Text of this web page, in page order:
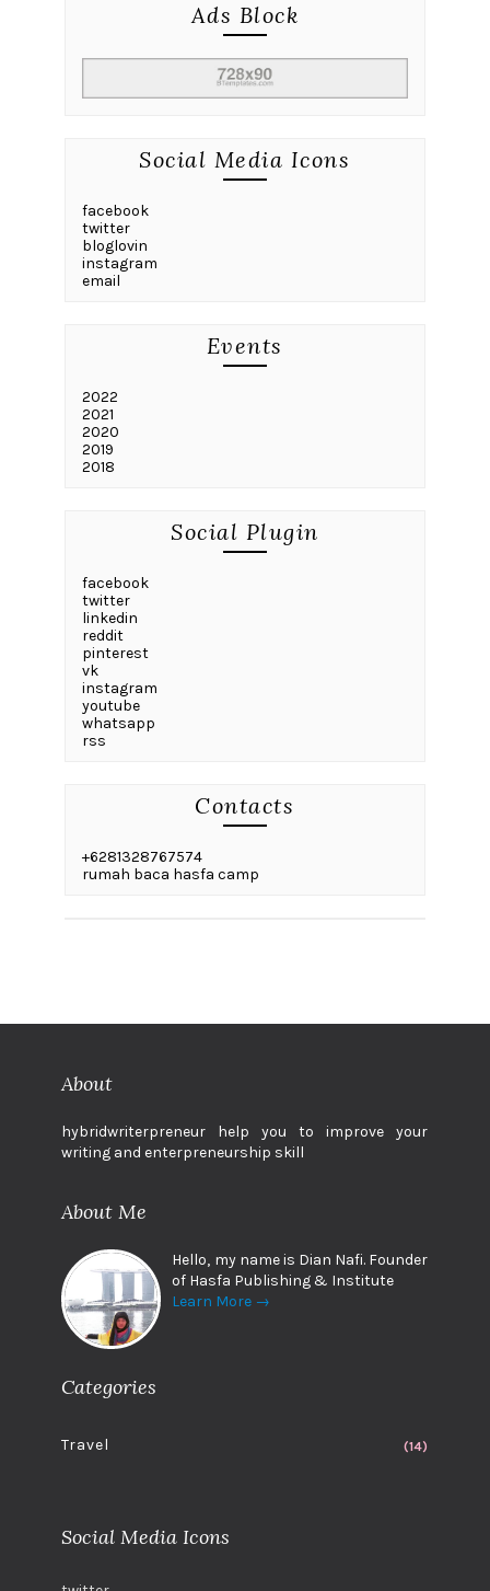
Ads Block
Social Media Icons
facebook
twitter
bloglovin
instagram
email
Events
2022
2021
2020
2019
2018
Social Plugin
facebook
twitter
linkedin
reddit
pinterest
vk
instagram
youtube
whatsapp
rss
Contacts
+6281328767574
rumah baca hasfa camp
About
hybridwriterpreneur help you to improve your
writing and enterpreneurship skill
About Me
Hello, my name is Dian Nafi. Founder
of Hasfa Publishing & Institute
Learn More →
Categories
Travel (14)
Social Media Icons